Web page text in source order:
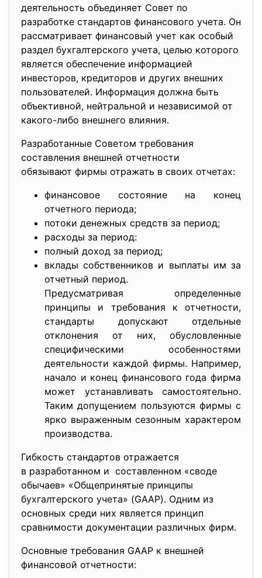
деятельность объединяет Совет по
разработке стандартов финансового учета. Он
рассматривает финансовый учет как особый
раздел бухгалтерского учета, целью которого
является обеспечение информацией
инвесторов, кредиторов и других внешних
пользователей. Информация должна быть
объективной, нейтральной и независимой от
какого-либо внешнего влияния.
Разработанные Советом требования
составления внешней отчетности
обязывают фирмы отражать в своих отчетах:
финансовое состояние на конец
отчетного периода;
потоки денежных средств за период;
расходы за период:
полный доход за период;
вклады собственников и выплаты им за
отчетный период.
Предусматривая определенные
принципы и требования к отчетности,
стандарты допускают отдельные
отклонения от них, обусловленные
специфическими особенностями
деятельности каждой фирмы. Например,
начало и конец финансового года фирма
может устанавливать самостоятельно.
Таким допущением пользуются фирмы с
ярко выраженным сезонным характером
производства.
Гибкость стандартов отражается
в разработанном и составленном «своде
обычаев» «Общепринятые принципы
бухгалтерского учета» (GAAP). Одним из
основных среди них является принцип
сравнимости документации различных фирм.
Основные требования GAAP к внешней
финансовой отчетности: